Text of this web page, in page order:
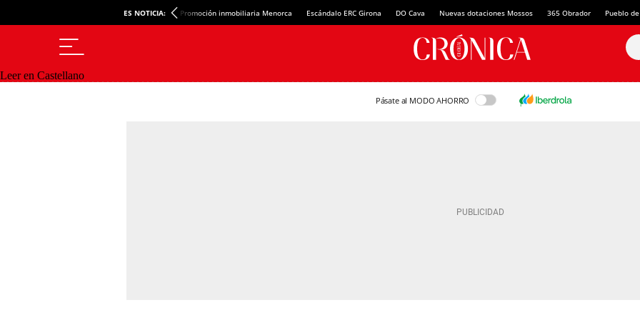
ES NOTICIA: Promoción inmobiliaria Menorca Escándalo ERC Girona DO Cava Nuevas dotaciones Mossos 365 Obrador Pueblo
Leer en Castellano
Pásate al MODO AHORRO